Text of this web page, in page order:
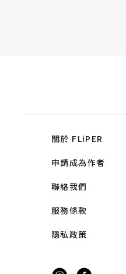
關於 FLiPER
申請成為作者
聯絡我們
服務條款
隱私政策